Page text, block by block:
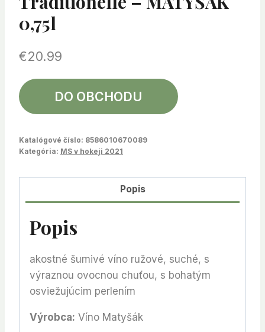
0,75l
€20.99
DO OBCHODU
Katalógové číslo: 8586010670089
Kategória: MS v hokeji 2021
Popis
Popis
akostné šumivé víno ružové, suché, s
výraznou ovocnou chuťou, s bohatým
osviežujúcim perlením
Výrobca: Víno Matyšák